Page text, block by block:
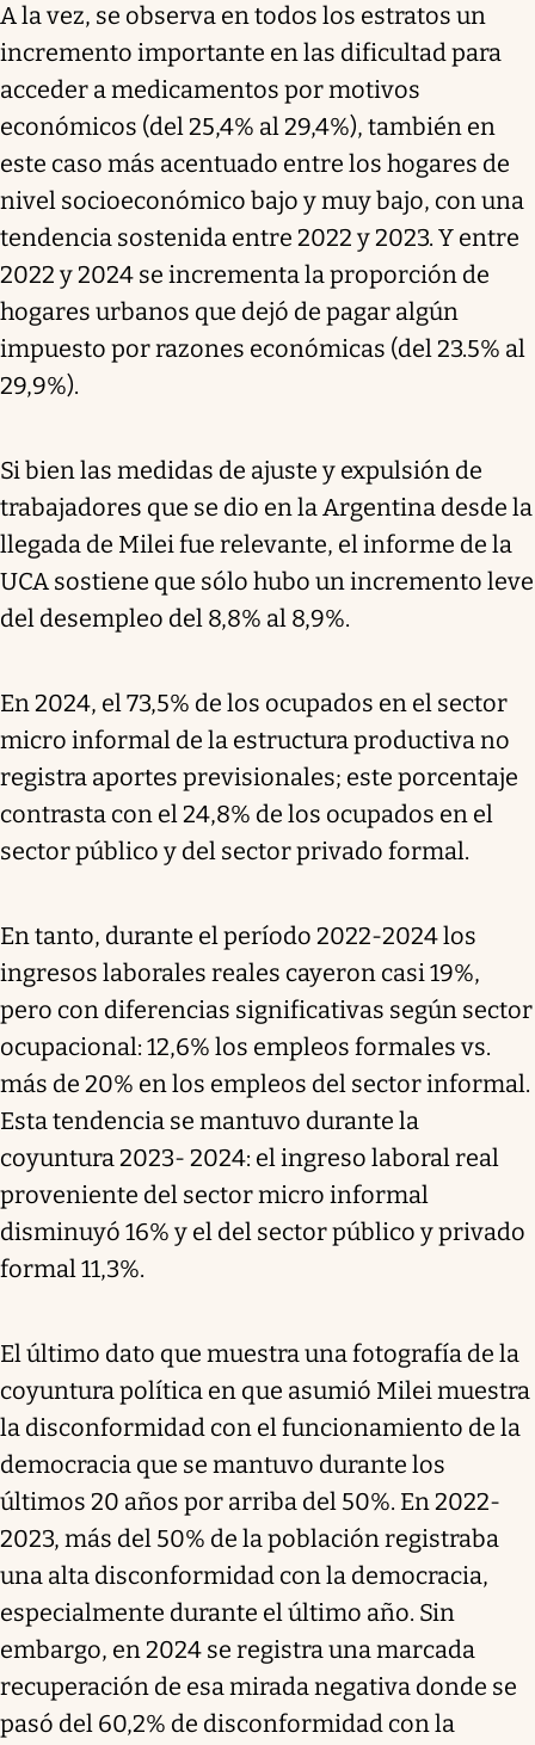
A la vez, se observa en todos los estratos un
incremento importante en las dificultad para
acceder a medicamentos por motivos
económicos (del 25,4% al 29,4%), también en
este caso más acentuado entre los hogares de
nivel socioeconómico bajo y muy bajo, con una
tendencia sostenida entre 2022 y 2023. Y entre
2022 y 2024 se incrementa la proporción de
hogares urbanos que dejó de pagar algún
impuesto por razones económicas (del 23.5% al
29,9%).
Si bien las medidas de ajuste y expulsión de
trabajadores que se dio en la Argentina desde la
llegada de Milei fue relevante, el informe de la
UCA sostiene que sólo hubo un incremento leve
del desempleo del 8,8% al 8,9%.
En 2024, el 73,5% de los ocupados en el sector
micro informal de la estructura productiva no
registra aportes previsionales; este porcentaje
contrasta con el 24,8% de los ocupados en el
sector público y del sector privado formal.
En tanto, durante el período 2022-2024 los
ingresos laborales reales cayeron casi 19%,
pero con diferencias significativas según sector
ocupacional: 12,6% los empleos formales vs.
más de 20% en los empleos del sector informal.
Esta tendencia se mantuvo durante la
coyuntura 2023- 2024: el ingreso laboral real
proveniente del sector micro informal
disminuyó 16% y el del sector público y privado
formal 11,3%.
El último dato que muestra una fotografía de la
coyuntura política en que asumió Milei muestra
la disconformidad con el funcionamiento de la
democracia que se mantuvo durante los
últimos 20 años por arriba del 50%. En 2022-
2023, más del 50% de la población registraba
una alta disconformidad con la democracia,
especialmente durante el último año. Sin
embargo, en 2024 se registra una marcada
recuperación de esa mirada negativa donde se
pasó del 60,2% de disconformidad con la